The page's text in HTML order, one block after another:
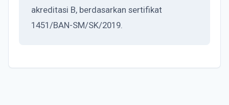
akreditasi B, berdasarkan sertifikat
1451/BAN-SM/SK/2019.